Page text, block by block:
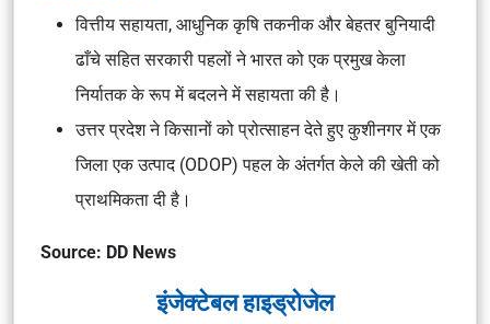
वित्तीय सहायता, आधुनिक कृषि तकनीक और बेहतर बुनियादी
ढाँचे सहित सरकारी पहलों ने भारत को एक प्रमुख केला
निर्यातक के रूप में बदलने में सहायता की है।
उत्तर प्रदेश ने किसानों को प्रोत्साहन देते हुए कुशीनगर में एक
जिला एक उत्पाद (ODOP) पहल के अंतर्गत केले की खेती को
प्राथमिकता दी है।
Source: DD News
इंजेक्टेबल हाइड्रोजेल